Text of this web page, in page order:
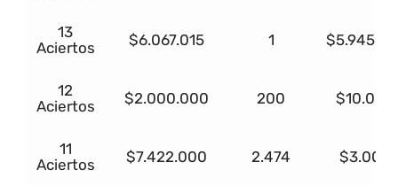
13
Aciertos
$6.067.015 1
12
Aciertos
$2.000.000 200 $10.000
11
Aciertos
$7.422.000 2.474 $3.000